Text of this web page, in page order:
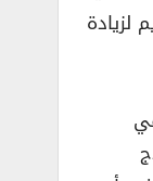
لزيادة